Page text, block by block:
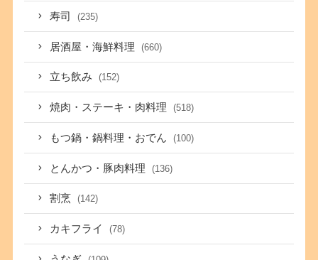
寿司 (235)
居酒屋・海鮮料理 (660)
立ち飲み (152)
焼肉・ステーキ・肉料理 (518)
もつ鍋・鍋料理・おでん (100)
とんかつ・豚肉料理 (136)
割烹 (142)
カキフライ (78)